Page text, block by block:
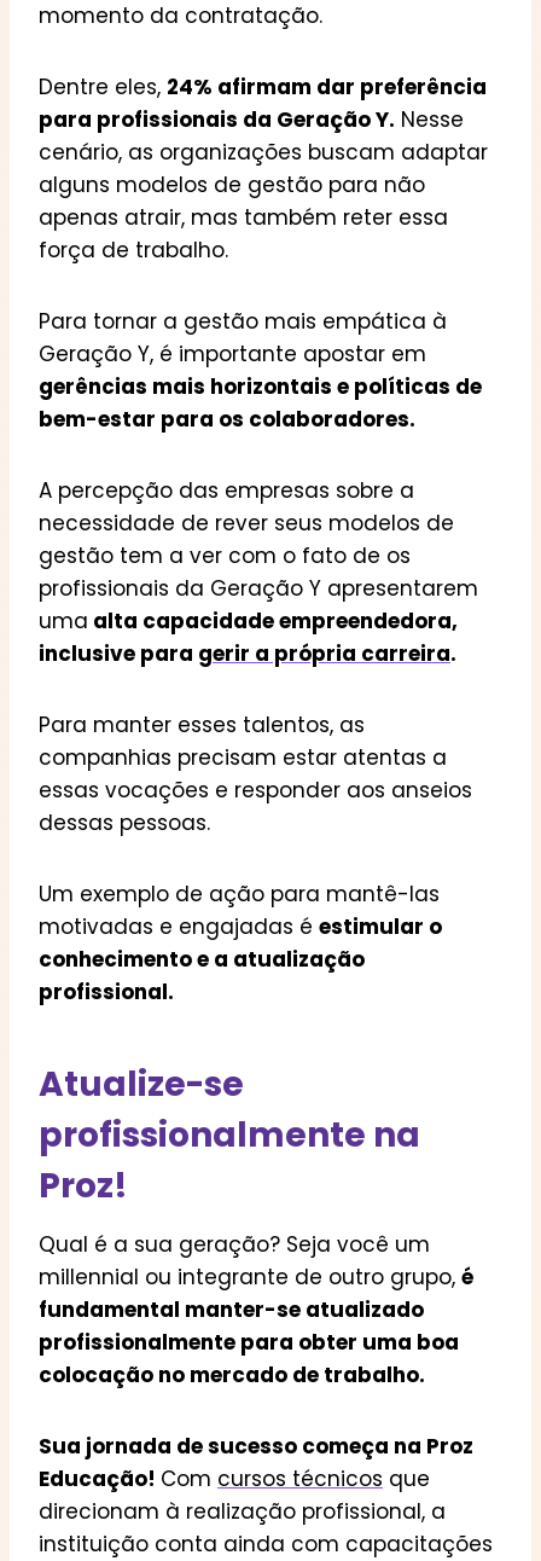
momento da contratação.
Dentre eles, 24% afirmam dar preferência
para profissionais da Geração Y. Nesse
cenário, as organizações buscam adaptar
alguns modelos de gestão para não
apenas atrair, mas também reter essa
força de trabalho.
Para tornar a gestão mais empática à
Geração Y, é importante apostar em
gerências mais horizontais e políticas de
bem-estar para os colaboradores.
A percepção das empresas sobre a
necessidade de rever seus modelos de
gestão tem a ver com o fato de os
profissionais da Geração Y apresentarem
uma alta capacidade empreendedora,
inclusive para gerir a própria carreira.
Para manter esses talentos, as
companhias precisam estar atentas a
essas vocações e responder aos anseios
dessas pessoas.
Um exemplo de ação para mantê-las
motivadas e engajadas é estimular o
conhecimento e a atualização
profissional.
Atualize-se
profissionalmente na
Proz!
Qual é a sua geração? Seja você um
millennial ou integrante de outro grupo, é
fundamental manter-se atualizado
profissionalmente para obter uma boa
colocação no mercado de trabalho.
Sua jornada de sucesso começa na Proz
Educação! Com cursos técnicos que
direcionam à realização profissional, a
instituição conta ainda com capacitações